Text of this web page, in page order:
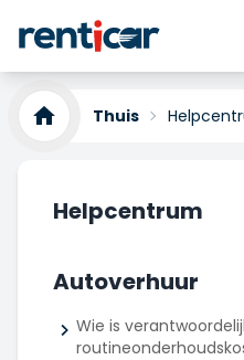
Thuis
Helpcentrum
Autoverhuur
Wie is